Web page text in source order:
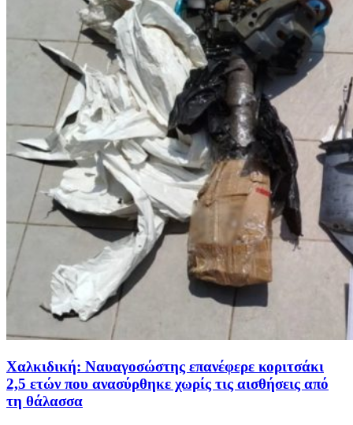
Χαλκιδική: Ναυαγοσώστης επανέφερε κοριτσάκι
2,5 ετών που ανασύρθηκε χωρίς τις αισθήσεις από
τη θάλασσα